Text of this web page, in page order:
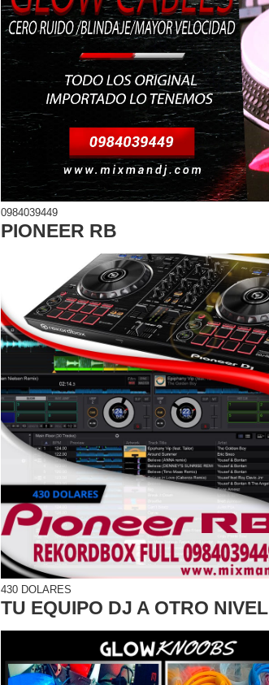
0984039449
PIONEER RB
430 DOLARES
TU EQUIPO DJ A OTRO NIVEL